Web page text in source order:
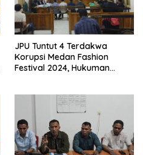
JPU Tuntut 4 Terdakwa
Korupsi Medan Fashion
Festival 2024, Hukuman